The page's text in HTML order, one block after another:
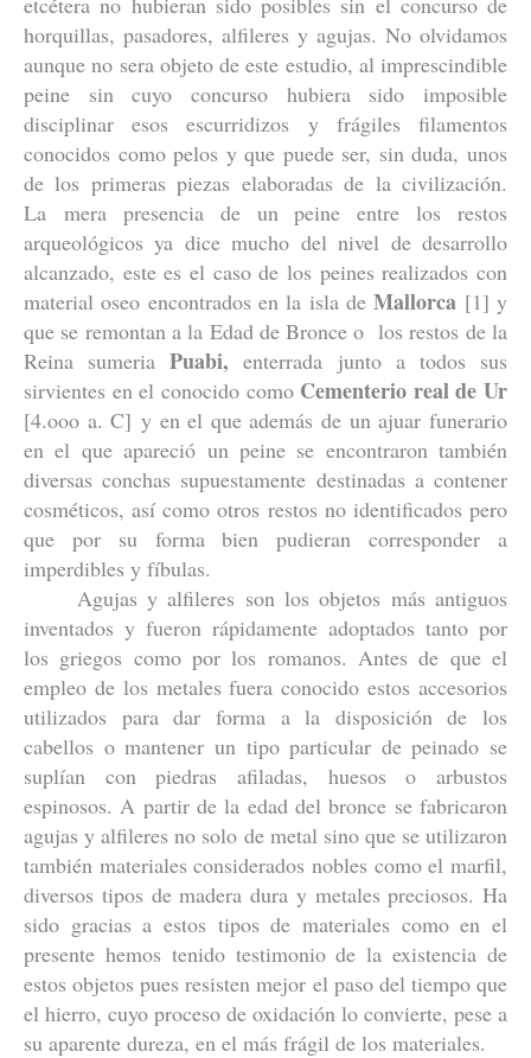
horquillas, pasadores, alfileres y agujas. No olvidamos
aunque no sera objeto de este estudio, al imprescindible
peine sin cuyo concurso hubiera sido imposible
disciplinar esos escurridizos y frágiles filamentos
conocidos como pelos y que puede ser, sin duda, unos
de los primeras piezas elaboradas de la civilización.
La mera presencia de un peine entre los restos
arqueológicos ya dice mucho del nivel de desarrollo
alcanzado, este es el caso de los peines realizados con
material oseo encontrados en la isla deMallorca [1] y
que se remontan a la Edad de Bronce o los restos de la
Reina sumeriaPuabi, enterrada junto a todos sus
sirvientes en el conocido como Cementerio real de Ur
[4.ooo a. C] y en el que además de un ajuar funerario
en el que apareció un peine se encontraron también
diversas conchas supuestamente destinadas a contener
cosméticos, así como otros restos no identificados pero
que por su forma bien pudieran corresponder a
imperdibles y fíbulas.
Agujas y alfileres son los objetos más antiguos
inventados y fueron rápidamente adoptados tanto por
los griegos como por los romanos. Antes de que el
empleo de los metales fuera conocido estos accesorios
utilizados para dar forma a la disposición de los
cabellos o mantener un tipo particular de peinado se
suplían con piedras afiladas, huesos o arbustos
espinosos. A partir de la edad del bronce se fabricaron
agujas y alfileres no solo de metal sino que se utilizaron
también materiales considerados nobles como el marfil,
diversos tipos de madera dura y metales preciosos. Ha
sido gracias a estos tipos de materiales como en el
presente hemos tenido testimonio de la existencia de
estos objetos pues resisten mejor el paso del tiempo que
el hierro, cuyo proceso de oxidación lo convierte, pese a
su aparente dureza, en el más frágil de los materiales.